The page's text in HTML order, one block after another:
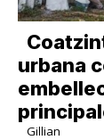
urbana
Gillian